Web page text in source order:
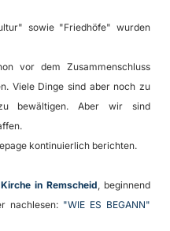
sowie "Friedhöfe" wurden
vor dem Zusammenschluss
Viele Dinge sind aber noch zu
bewältigen. Aber wir sind
kontinuierlich berichten.
in Remscheid , beginnend
nachlesen: "WIE ES BEGANN"